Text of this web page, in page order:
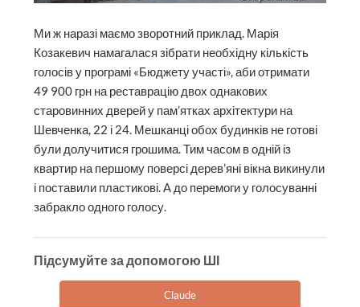
Ми ж наразі маємо зворотний приклад. Марія
Козакевич намагалася зібрати необхідну кількість
голосів у програмі «Бюд­жету участі», аби отримати
49 900 грн на реставрацію двох однакових
старовинних дверей у пам’ятках архітектури на
Шевченка, 22 і 24. Мешканці обох будинків не готові
були долучитися грошима. Тим часом в одній із
квартир на першому поверсі дерев’яні вікна викинули
і поставили пластикові. А до перемоги у голосуванні
забракло одного голосу.
Підсумуйте за допомогою ШІ
Claude